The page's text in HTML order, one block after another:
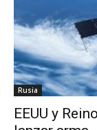
Rusia
EEUU y